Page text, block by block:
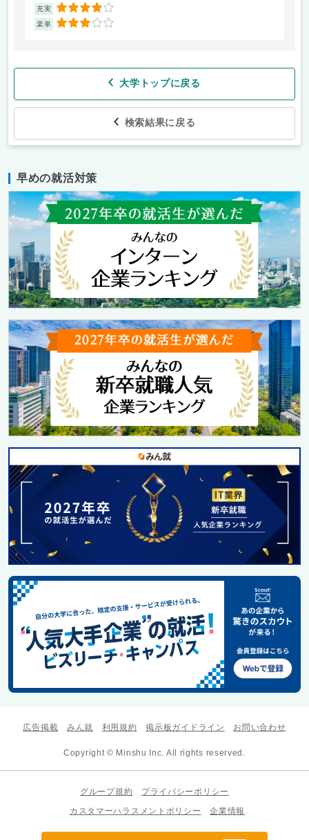
充実 4
楽単 3
大学トップに戻る
検索結果に戻る
早めの就活対策
広告掲載 みん就 利用規約 掲示板ガイドライン お問い合わせ
Copyright © Minshu Inc. All rights reserved.
グループ規約
プライバシーポリシー
カスタマーハラスメントポリシー
企業情報